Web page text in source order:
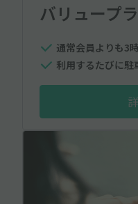
バリュープ
通常会員よりも3
利用するたびに